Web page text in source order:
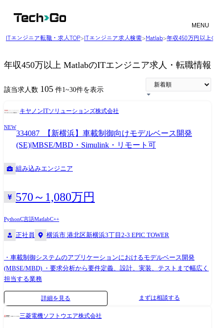
MENU
ITエンジニア転職・求人TOP>ITエンジニア求人検索>Matlab>年収450万円以上
年収450万以上 MatlabのITエンジニア求人・転職情報
該当求人数 105 件1~30件を表示
キヤノンITソリューションズ株式会社
NEW
334087_【新横浜】車載制御向けモデルベース開発
(SE)|MBSE/MBD・Simulink・リモート可
組み込みエンジニア
570～1,080万円
PythonC言語MatlabC++
正社員 横浜市 港北区新横浜3丁目2-3 EPIC TOWER
・車載制御システムのアプリケーションにおけるモデルベース開発
(MBSE/MBD) ・要求分析から要件定義、設計、実装、テストまで幅広く
担当する業務
詳細を見る まずは相談する
三菱電機ソフトウエア株式会社